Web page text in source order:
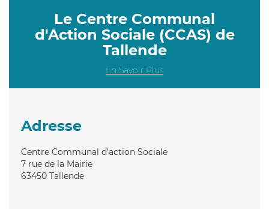
Le Centre Communal
d'Action Sociale (CCAS) de
Tallende
En Savoir Plus
Adresse
Centre Communal d'action Sociale
7 rue de la Mairie
63450 Tallende